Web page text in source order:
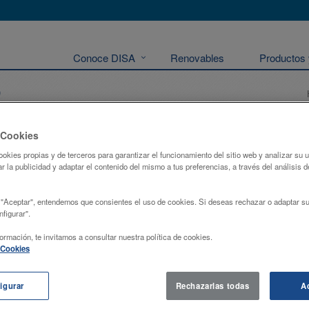
Conoce DISA Renovables
única compañía energética con instalaciones logísticas en todas y cada
así como una flota de 190 vehículos, lo que le permite prestar un
instalaciones
propias y de terceros para garantizar el funcionamiento del sitio web y analizar su
la publicidad y adaptar el contenido del mismo a tus preferencias, a través del análisis
entendemos que consientes el uso de cookies. Si deseas rechazar o adaptar
te invitamos a consultar nuestra política de cookies.
Rechazarlas todas